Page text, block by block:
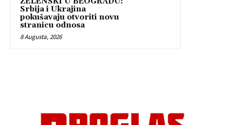
Srbija i Ukrajina
pokušavaju otvoriti novu
stranicu odnosa
8 Augusta, 2026